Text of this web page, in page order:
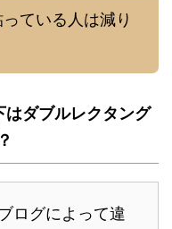
ている人は減り
ダブルレクタング
ログによって違